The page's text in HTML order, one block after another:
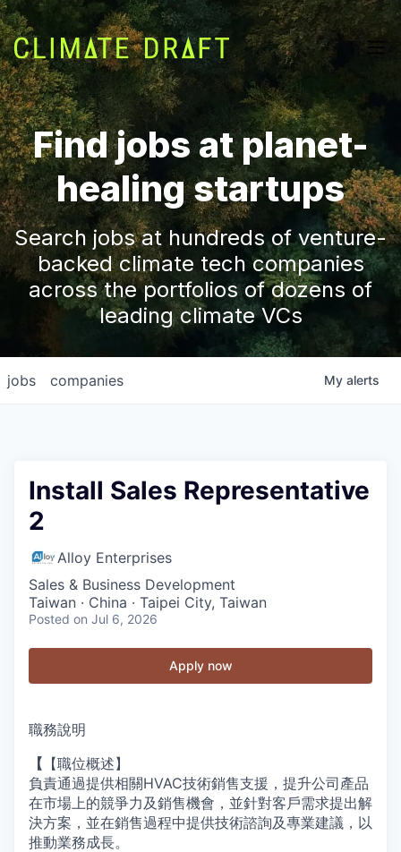
Find jobs at planet-
healing startups
Search jobs at hundreds of venture-
backed climate tech companies
across the portfolios of dozens of
leading climate VCs
jobs companies My alerts
Install Sales Representative
2
Alloy Enterprises
Sales & Business Development
Taiwan · China · Taipei City, Taiwan
Posted on Jul 6, 2026
Apply now
職務說明
【 【職位概述】
負責通過提供相關HVAC技術銷售支援，提升公司產品
在市場上的競爭力及銷售機會，並針對客戶需求提出解
決方案，並在銷售過程中提供技術諮詢及專業建議，以
推動業務成長。